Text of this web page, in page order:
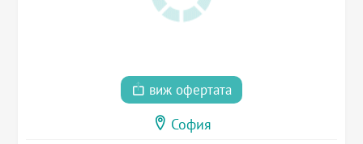
виж офертата
София